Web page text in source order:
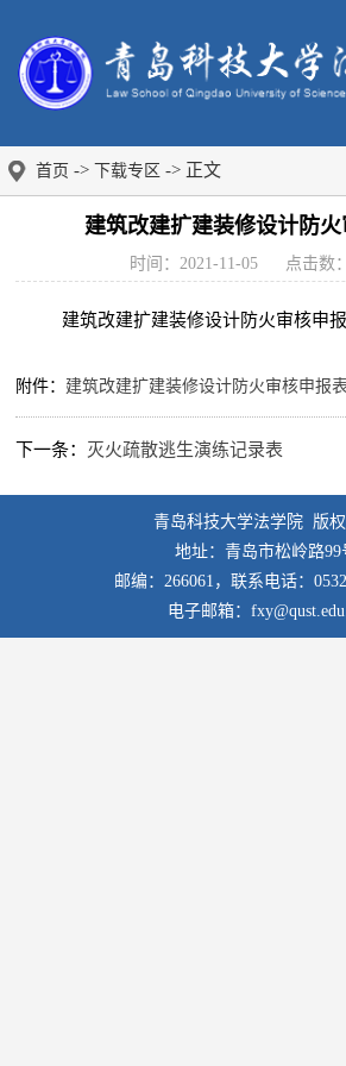
首页 -> 下载专区 -> 正文
建筑改建扩建装修设计防
时间：2021-11-05 点击数：
建筑改建扩建装修设计防火审核申
附件： 建筑改建扩建装修设计防火审核申报
下一条： 灭火疏散逃生演练记录表
青岛科技大学法学院 版
地址：青岛市松岭路99
邮编：266061，联系电话：
电子邮箱：